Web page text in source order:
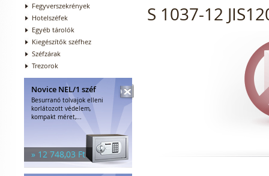
Fegyverszekrények
Hotelszéfek
Egyéb tárolók
Kiegészítők széfhez
Széfzárak
Trezorok
Novice NEL/1 széf
Besurranó tolvajok elleni
korlátozott védelem,
kompakt méret,...
» 12 748,03 Ft
S 1037-12